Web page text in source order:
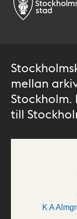
mellan
till
K A